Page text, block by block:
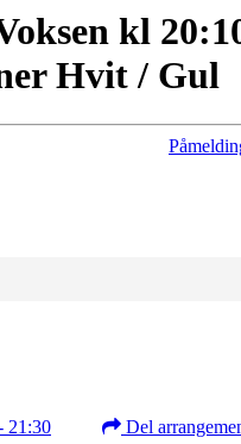
kl
Hvit / Gul
21:30 Del